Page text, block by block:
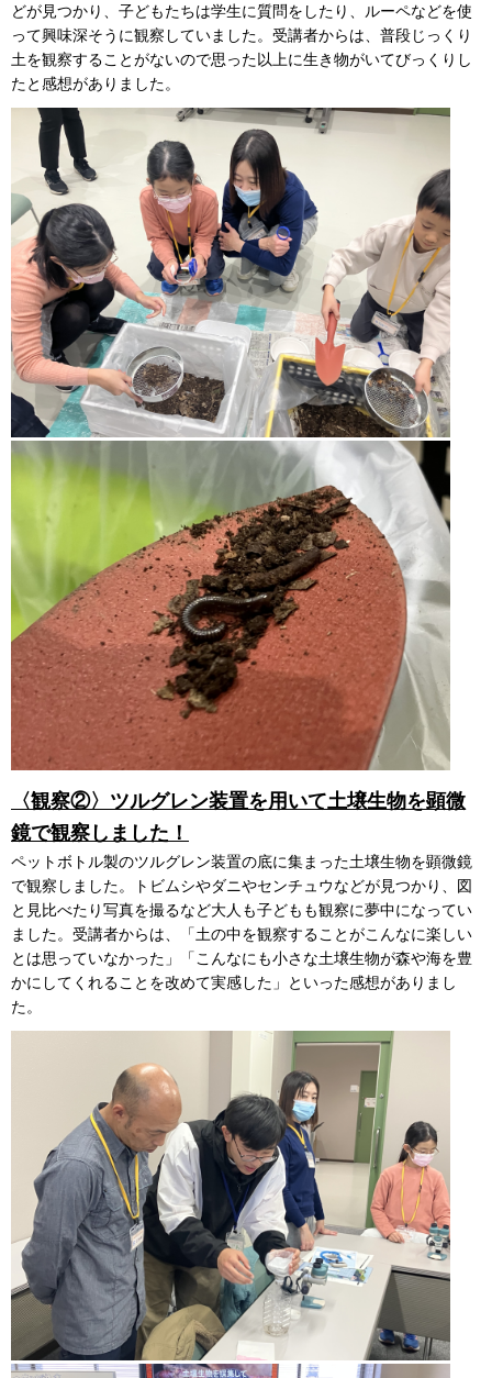
どが見つかり、子どもたちは学生に質問をしたり、ルーペなどを使
って興味深そうに観察していました。受講者からは、普段じっくり
土を観察することがないので思った以上に生き物がいてびっくりし
たと感想がありました。
〈観察②〉ツルグレン装置を用いて土壌生物を顕微
鏡で観察しました！
ペットボトル製のツルグレン装置の底に集まった土壌生物を顕微鏡
で観察しました。トビムシやダニやセンチュウなどが見つかり、図
と見比べたり写真を撮るなど大人も子どもも観察に夢中になってい
ました。受講者からは、「土の中を観察することがこんなに楽しい
とは思っていなかった」「こんなにも小さな土壌生物が森や海を豊
かにしてくれることを改めて実感した」といった感想がありまし
た。